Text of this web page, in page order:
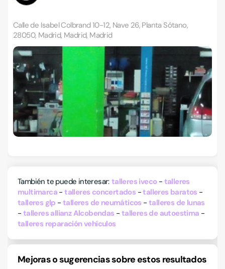
Calle de Isabel Colbrand 10-12, Nave 26, Planta Sótano,
28050, Madrid, Madrid, Madrid
También te puede interesar: talleres iveco
talleres
multimarca
talleres concertados
talleres baratos
talleres glp
talleres de neumáticos
talleres de lunas
talleres allianz Alcobendas
talleres de autoestima
talleres reparación vehículos
Mejoras o sugerencias sobre estos resultados